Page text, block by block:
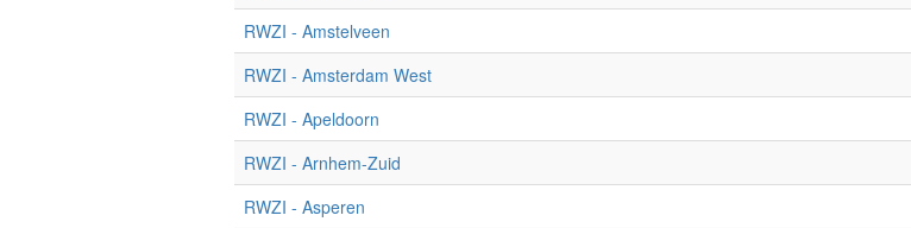
RWZI - Amstelveen
RWZI - Amsterdam West
RWZI - Apeldoorn
RWZI - Arnhem-Zuid
RWZI - Asperen